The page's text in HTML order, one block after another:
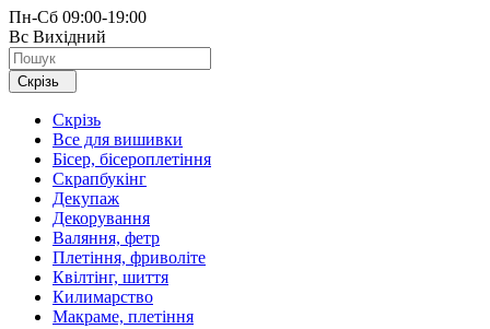
Пн-Сб 09:00-19:00
Вс Вихідний
Скрізь
Скрізь
Все для вишивки
Бісер, бісероплетіння
Скрапбукінг
Декупаж
Декорування
Валяння, фетр
Плетіння, фриволіте
Квілтінг, шиття
Килимарство
Макраме, плетіння